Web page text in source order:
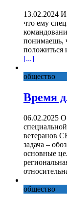
13.02.2024
что ему
понимаешь,
[...]
общество
Время
06.02.2025
ветеранов
задача –
основные
общество